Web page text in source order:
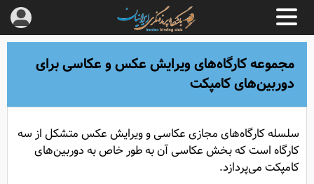
مجموعه کارگاه‌های ویرایش عکس و عکاسی برای
دوربین‌های کامپکت
سلسله کارگاه‌های مجازی عکاسی و ویرایش عکس متشکل از سه
کارگاه است که بخش عکاسی آن به طور خاص به دوربین‌های
کامپکت می‌پردازد.